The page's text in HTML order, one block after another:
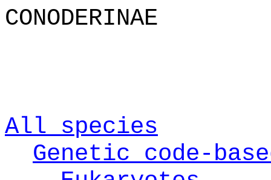
CONODERINAE
All species
Genetic code-